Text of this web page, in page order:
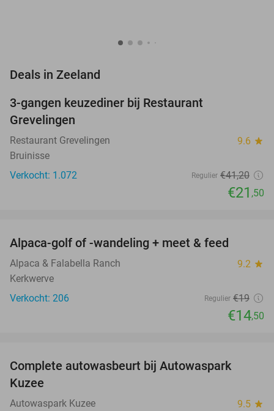
Deals in Zeeland
3-gangen keuzediner bij Restaurant
Grevelingen
Restaurant Grevelingen 9.6 star
Bruinisse
Verkocht: 1.072
Regulier €41,20
€21 ,50
Alpaca-golf of -wandeling + meet & feed
Alpaca & Falabella Ranch 9.2 star
Kerkwerve
Verkocht: 206
Regulier €19
€14,50
Complete autowasbeurt bij Autowaspark
Kuzee
Autowaspark Kuzee 9.5 star